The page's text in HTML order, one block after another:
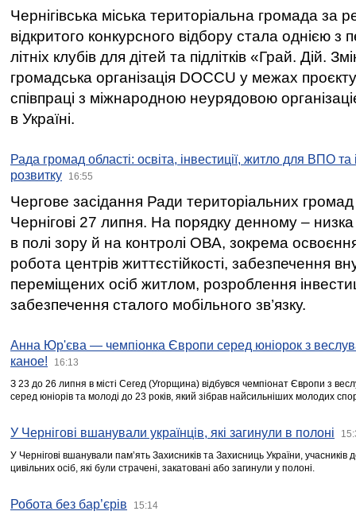
Чернігівська міська територіальна громада за
відкритого конкурсного відбору стала однією
літніх клубів для дітей та підлітків «Грай. Дій.
громадська організація DOCCU у межах
співпраці з міжнародною неурядовою
в Україні.
Рада громад області: освіта, інвестиції, житло для ВПО
розвитку
16:55
Чергове засідання Ради територіальних громад
Чернігові 27 липня. На порядку денному –
в полі зору й на контролі ОВА, зокрема освоєння
робота центрів життєстійкості, забезпечення
переміщених осіб житлом, розроблення
забезпечення сталого мобільного зв’язку.
Анна Юр'єва — чемпіонка Європи серед юніорок з
каное!
16:13
З 23 до 26 липня в місті Сегед (Угорщина) відбувся чемпіонат Європи з
серед юніорів та молоді до 23 років, який зібрав найсильніших молодих
У Чернігові вшанували українців, які загинули в полоні
У Чернігові вшанували пам’ять Захисників та Захисниць України,
цивільних осіб, які були страчені, закатовані або загинули у полоні.
Робота без бар’єрів 15:14